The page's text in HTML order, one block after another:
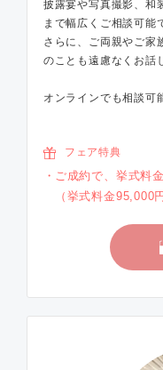
披露宴や写真撮影、和
まで幅広くご相談可能
さらに、ご両親やご家
のことも遠慮なくお話
オンラインでも相談可
フェア特典
ご成約で、挙式料
（挙式料金95,000